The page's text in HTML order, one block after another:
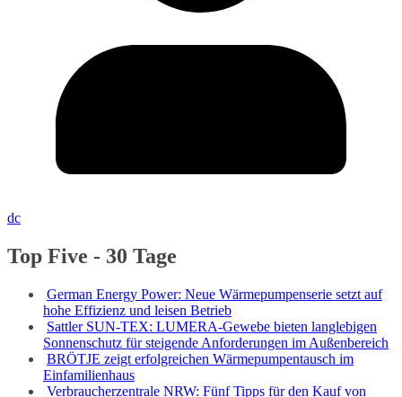
dc
Top Five - 30 Tage
German Energy Power: Neue Wärmepumpenserie setzt auf
hohe Effizienz und leisen Betrieb
Sattler SUN-TEX: LUMERA-Gewebe bieten langlebigen
Sonnenschutz für steigende Anforderungen im Außenbereich
BRÖTJE zeigt erfolgreichen Wärmepumpentausch im
Einfamilienhaus
Verbraucherzentrale NRW: Fünf Tipps für den Kauf von